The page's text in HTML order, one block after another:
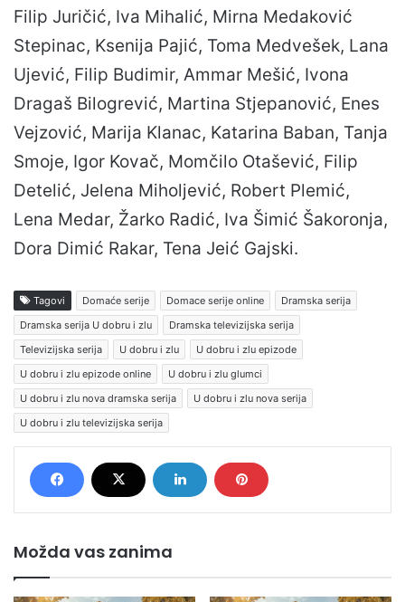
Filip Juričić, Iva Mihalić, Mirna Medaković
Stepinac, Ksenija Pajić, Toma Medvešek, Lana
Ujević, Filip Budimir, Ammar Mešić, Ivona
Dragaš Bilogrević, Martina Stjepanović, Enes
Vejzović, Marija Klanac, Katarina Baban, Tanja
Smoje, Igor Kovač, Momčilo Otašević, Filip
Detelić, Jelena Miholjević, Robert Plemić,
Lena Medar, Žarko Radić, Iva Šimić Šakoronja,
Dora Dimić Rakar, Tena Jeić Gajski.
Tagovi Domaće serije Domace serije online
Dramska serija
Dramska serija U dobru i zlu
Dramska televizijska serija
Televizijska serija
U dobru i zlu
U dobru i zlu epizode
U dobru i zlu epizode online
U dobru i zlu glumci
U dobru i zlu nova dramska serija
U dobru i zlu nova serija
U dobru i zlu televizijska serija
Možda vas zanima